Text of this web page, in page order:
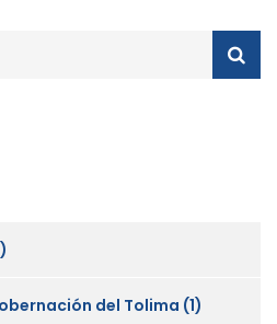
del Tolima (1)